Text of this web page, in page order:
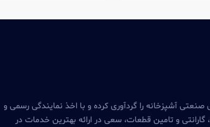
صنعتی آشپزخانه را گردآوری کرده و با اخذ نمایندگی رسمی و
و تامین قطعات، سعی در ارائه بهترین خدمات در